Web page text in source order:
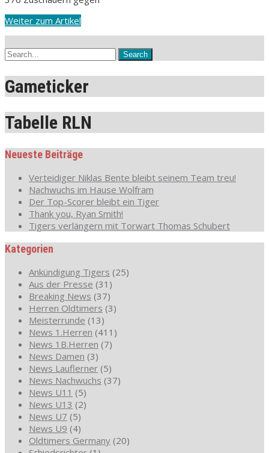
Weiter zum Artikel
Gameticker
Tabelle RLN
Neueste Beiträge
Verteidiger Niklas Bente bleibt seinem Team treu!
Nachwuchs im Hause Wolfram
Der Top-Scorer bleibt ein Tiger
Thank you, Ryan Smith!
Tigers verlängern mit Torwart Thomas Schubert
Kategorien
Ankündigung Tigers (25)
Aus der Presse (31)
Breaking News (37)
Herren Oldtimers (3)
Meisterrunde (13)
News 1.Herren (411)
News 1B.Herren (7)
News Damen (3)
News Lauflerner (5)
News Nachwuchs (37)
News U11 (5)
News U13 (2)
News U7 (5)
News U9 (4)
Oldtimers Germany (20)